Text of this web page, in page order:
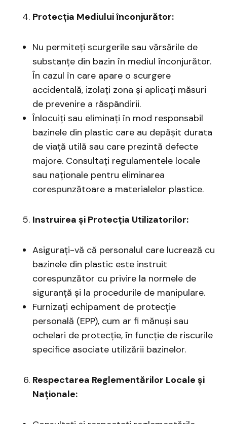
Protecția Mediului înconjurător:
Nu permiteți scurgerile sau vărsările de
substanțe din bazin în mediul înconjurător.
În cazul în care apare o scurgere
accidentală, izolați zona și aplicați măsuri
de prevenire a răspândirii.
Înlocuiți sau eliminați în mod responsabil
bazinele din plastic care au depășit durata
de viață utilă sau care prezintă defecte
majore. Consultați regulamentele locale
sau naționale pentru eliminarea
corespunzătoare a materialelor plastice.
Instruirea și Protecția Utilizatorilor:
Asigurați-vă că personalul care lucrează cu
bazinele din plastic este instruit
corespunzător cu privire la normele de
siguranță și la procedurile de manipulare.
Furnizați echipament de protecție
personală (EPP), cum ar fi mănuși sau
ochelari de protecție, în funcție de riscurile
specifice asociate utilizării bazinelor.
Respectarea Reglementărilor Locale și
Naționale: